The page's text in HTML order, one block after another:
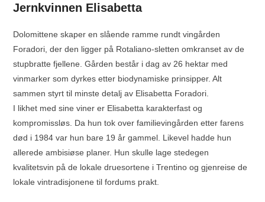
Jernkvinnen Elisabetta
Dolomittene skaper en slående ramme rundt vingården
Foradori, der den ligger på Rotaliano-sletten omkranset av de
stupbratte fjellene. Gården består i dag av 26 hektar med
vinmarker som dyrkes etter biodynamiske prinsipper. Alt
sammen styrt til minste detalj av Elisabetta Foradori.
I likhet med sine viner er Elisabetta karakterfast og
kompromissløs. Da hun tok over familievingården etter farens
død i 1984 var hun bare 19 år gammel. Likevel hadde hun
allerede ambisiøse planer. Hun skulle lage stedegen
kvalitetsvin på de lokale druesortene i Trentino og gjenreise de
lokale vintradisjonene til fordums prakt.